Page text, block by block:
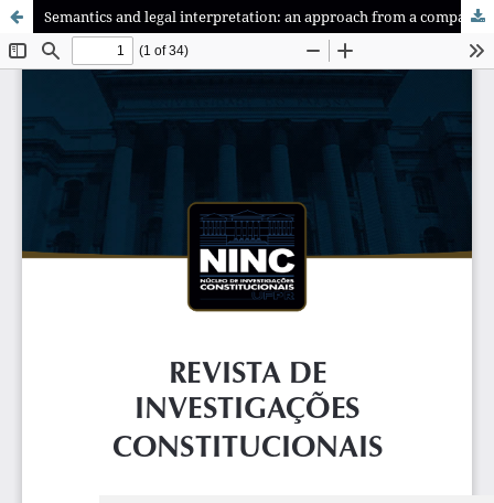
Semantics and legal interpretation: an approach from a comparative study of the value of embryonic life under the Argentine and U.S. constitutional case law